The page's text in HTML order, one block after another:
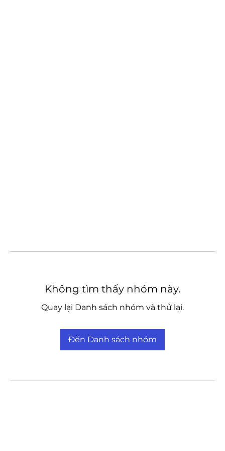
Không tìm thấy nhóm này.
Quay lại Danh sách nhóm và thử lại.
Đến Danh sách nhóm